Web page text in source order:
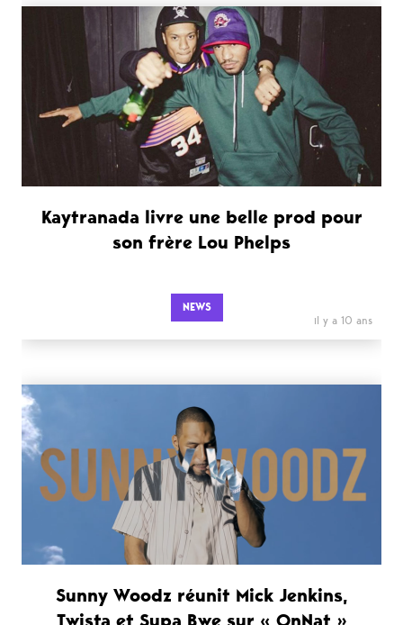
Kaytranada livre une belle prod pour
son frère Lou Phelps
NEWS
il y a 10 ans
Sunny Woodz réunit Mick Jenkins,